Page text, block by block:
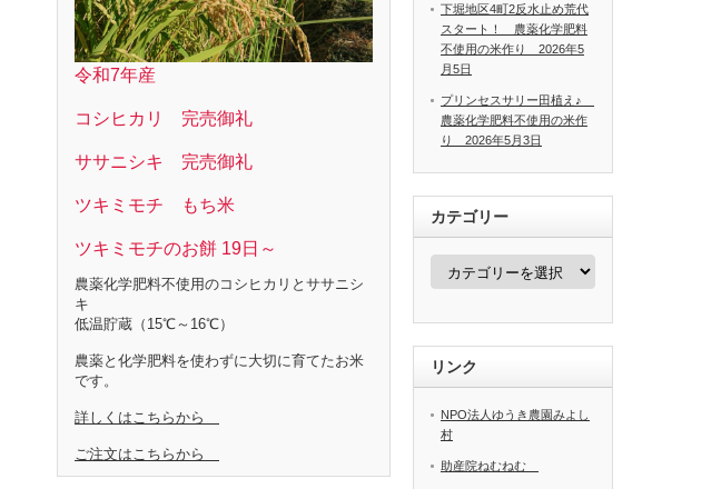
令和7年産
コシヒカリ 完売御礼
ササニシキ 完売御礼
ツキミモチ もち米
ツキミモチのお餅 19日～
農薬化学肥料不使用のコシヒカリとササニシ
キ
低温貯蔵（15℃～16℃）
農薬と化学肥料を使わずに大切に育てたお米
です。
詳しくはこちらから
ご注文はこちらから
下堀地区4町2反水止め荒代
スタート！ 農薬化学肥料
不使用の米作り 2026年5
月5日
プリンセスサリー田植え♪
農薬化学肥料不使用の米作
り 2026年5月3日
カテゴリー
カ
ー
リンク
NPO法人ゆうき農園みよし
村
助産院ねむねむ